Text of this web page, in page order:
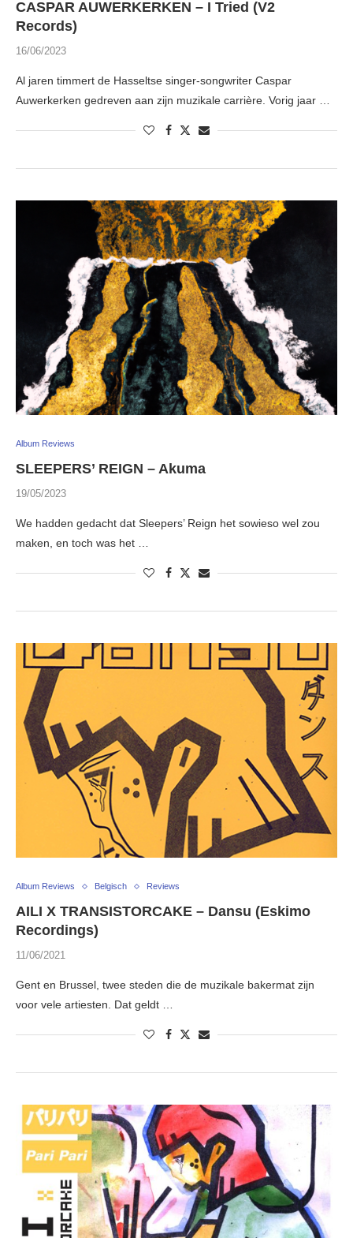
CASPAR AUWERKERKEN – I Tried (V2
Records)
16/06/2023
Al jaren timmert de Hasseltse singer-songwriter Caspar
Auwerkerken gedreven aan zijn muzikale carrière. Vorig jaar …
Album Reviews
SLEEPERS’ REIGN – Akuma
19/05/2023
We hadden gedacht dat Sleepers’ Reign het sowieso wel zou
maken, en toch was het …
Album Reviews Belgisch Reviews
AILI X TRANSISTORCAKE – Dansu (Eskimo
Recordings)
11/06/2021
Gent en Brussel, twee steden die de muzikale bakermat zijn
voor vele artiesten. Dat geldt …